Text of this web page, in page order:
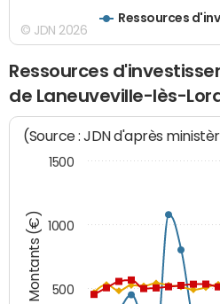
Ressources
© JDN 2026
Ressources
de Laneuveville-lès-
Montants (€)
(Source : JDN d'après
500
1000
1500